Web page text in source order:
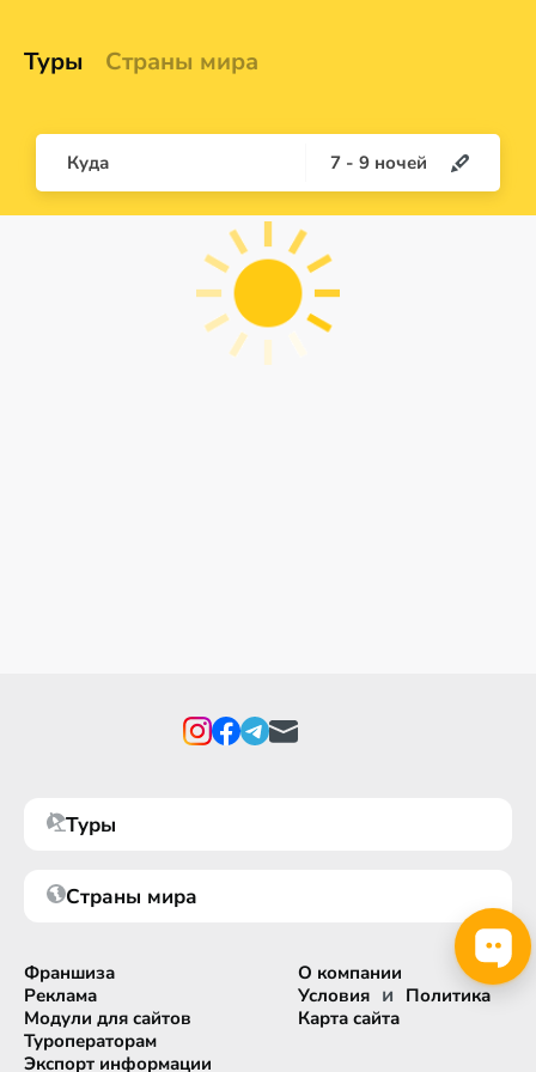
Туры Страны мира
Куда 7 - 9 ночей
Туры
Страны мира
Франшиза
Реклама
Модули для сайтов
Туроператорам
Экспорт информации
О компании
Условия и Политика
Карта сайта